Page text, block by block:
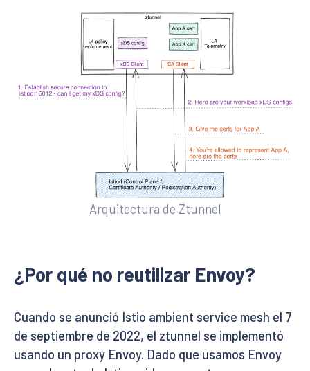
Arquitectura de Ztunnel
¿Por qué no reutilizar Envoy?
Cuando se anunció Istio ambient service mesh el 7
de septiembre de 2022, el ztunnel se implementó
usando un proxy Envoy. Dado que usamos Envoy